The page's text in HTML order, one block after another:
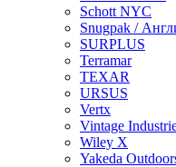
Schott NYC
Snugpak /
SURPLUS
Terramar
TEXAR
URSUS
Vertx
Vintage
Wiley X
Yakeda